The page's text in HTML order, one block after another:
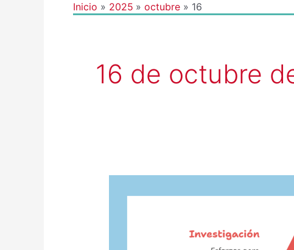
Inicio 2025 octubre 16
16 de octubre
DE